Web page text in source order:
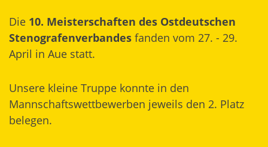
Die 10. Meisterschaften des Ostdeutschen
Stenografenverbandes fanden vom 27. - 29.
April in Aue statt.
Unsere kleine Truppe konnte in den
Mannschaftswettbewerben jeweils den 2. Platz
belegen.